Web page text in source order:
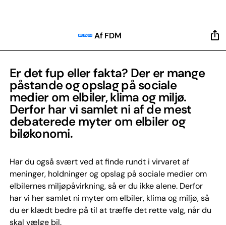
Af FDM
Er det fup eller fakta? Der er mange
påstande og opslag på sociale
medier om elbiler, klima og miljø.
Derfor har vi samlet ni af de mest
debaterede myter om elbiler og
biløkonomi.
Har du også svært ved at finde rundt i virvaret af
meninger, holdninger og opslag på sociale medier om
elbilernes miljøpåvirkning, så er du ikke alene. Derfor
har vi her samlet ni myter om elbiler, klima og miljø, så
du er klædt bedre på til at træffe det rette valg, når du
skal vælge bil.